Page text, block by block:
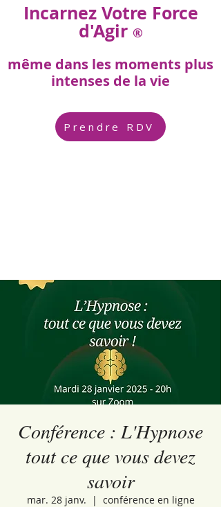
Incarnez Votre Force
d'Agir ®
même dans les moments plus
intenses de la vie
Prendre RDV
Conférence : L'Hypnose
tout ce que vous devez
savoir
mar. 28 janv.
  |
conférence en ligne